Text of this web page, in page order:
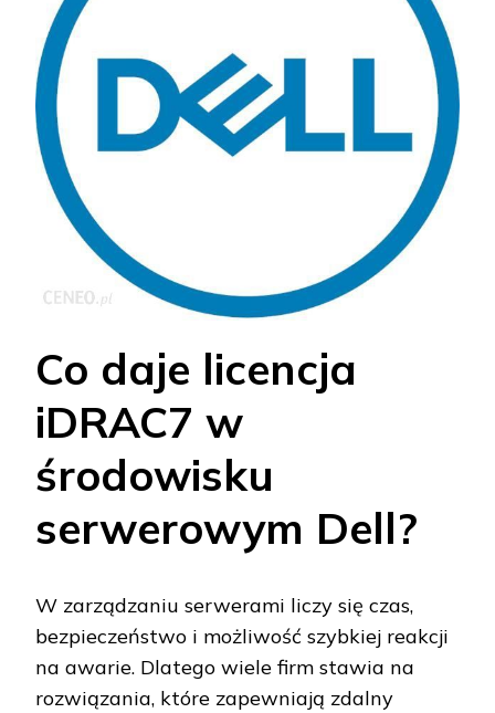
Co daje licencja
iDRAC7 w
środowisku
serwerowym Dell?
W zarządzaniu serwerami liczy się czas,
bezpieczeństwo i możliwość szybkiej reakcji
na awarie. Dlatego wiele firm stawia na
rozwiązania, które zapewniają zdalny